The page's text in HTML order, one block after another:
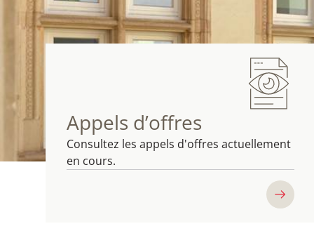
Appels d’offres
Consultez les appels d'offres actuellement
en cours.